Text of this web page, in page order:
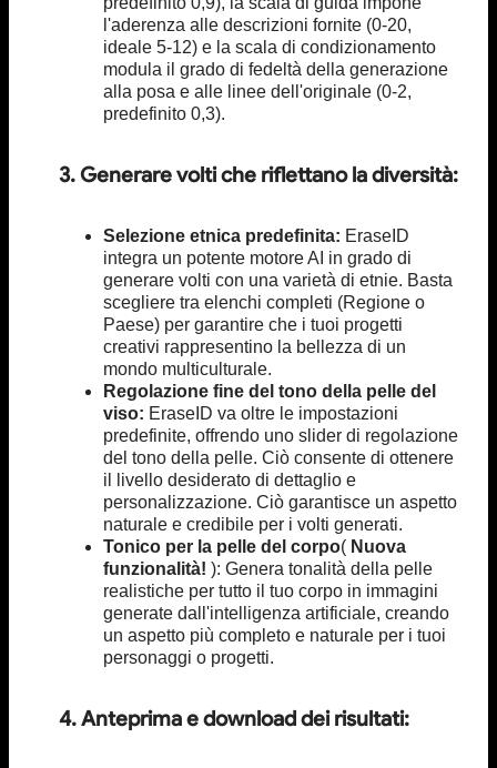
l'aderenza alle descrizioni fornite (0-20,
ideale 5-12) e la scala di condizionamento
modula il grado di fedeltà della generazione
alla posa e alle linee dell'originale (0-2,
predefinito 0,3).
3. Generare volti che riflettano la diversità:
Selezione etnica predefinita: EraseID
integra un potente motore AI in grado di
generare volti con una varietà di etnie. Basta
scegliere tra elenchi completi (Regione o
Paese) per garantire che i tuoi progetti
creativi rappresentino la bellezza di un
mondo multiculturale.
Regolazione fine del tono della pelle del
viso: EraseID va oltre le impostazioni
predefinite, offrendo uno slider di regolazione
del tono della pelle. Ciò consente di ottenere
il livello desiderato di dettaglio e
personalizzazione. Ciò garantisce un aspetto
naturale e credibile per i volti generati.
Tonico per la pelle del corpo( Nuova
funzionalità! ): Genera tonalità della pelle
realistiche per tutto il tuo corpo in immagini
generate dall'intelligenza artificiale, creando
un aspetto più completo e naturale per i tuoi
personaggi o progetti.
4. Anteprima e download dei risultati: